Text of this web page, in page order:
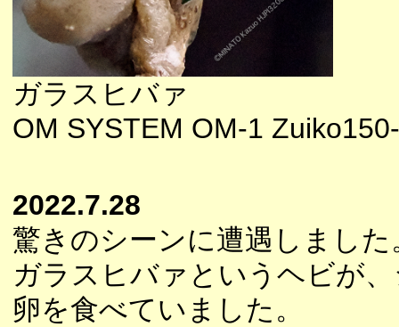
ガラスヒバァ
OM SYSTEM OM-1
2022.7.28
驚きのシーンに遭遇しました
ガラスヒバァというヘビが
卵を食べていました。